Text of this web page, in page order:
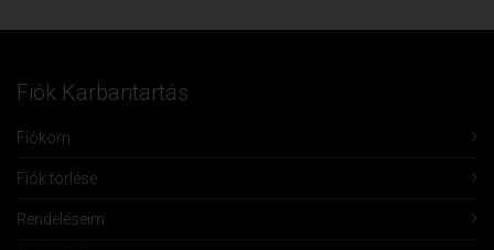
Fiók Karbantartás
Fiókom
Fiók törlése
Rendeléseim